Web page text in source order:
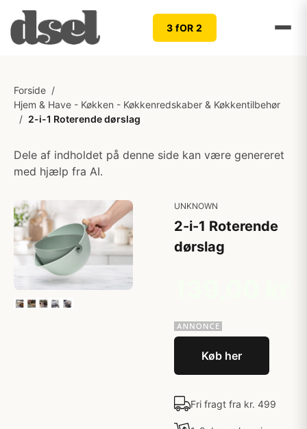
3 fOR 2
Forside /
Hjem & Have - Køkken - Køkkenredskaber & Køkkentilbehør
/ 2-i-1 Roterende dørslag
Dele af indholdet på denne side kan være genereret
med hjælp fra AI.
UNKNOWN
2-i-1 Roterende
dørslag
Køb her
Fri fragt fra kr. 499